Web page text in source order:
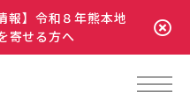
報】令和８年熊本地
寄せる方へ